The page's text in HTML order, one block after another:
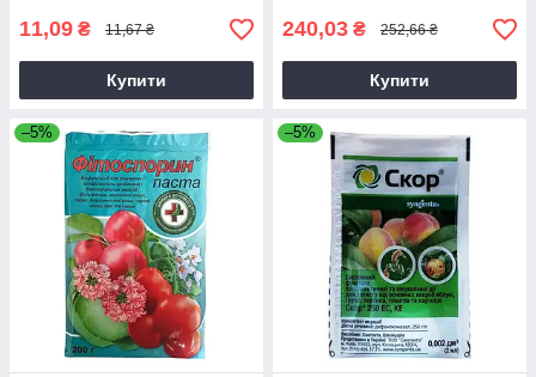
11,09 ₴ 11,67 ₴
Купити
240,03 ₴ 252,66 ₴
Купити
–5% –5%